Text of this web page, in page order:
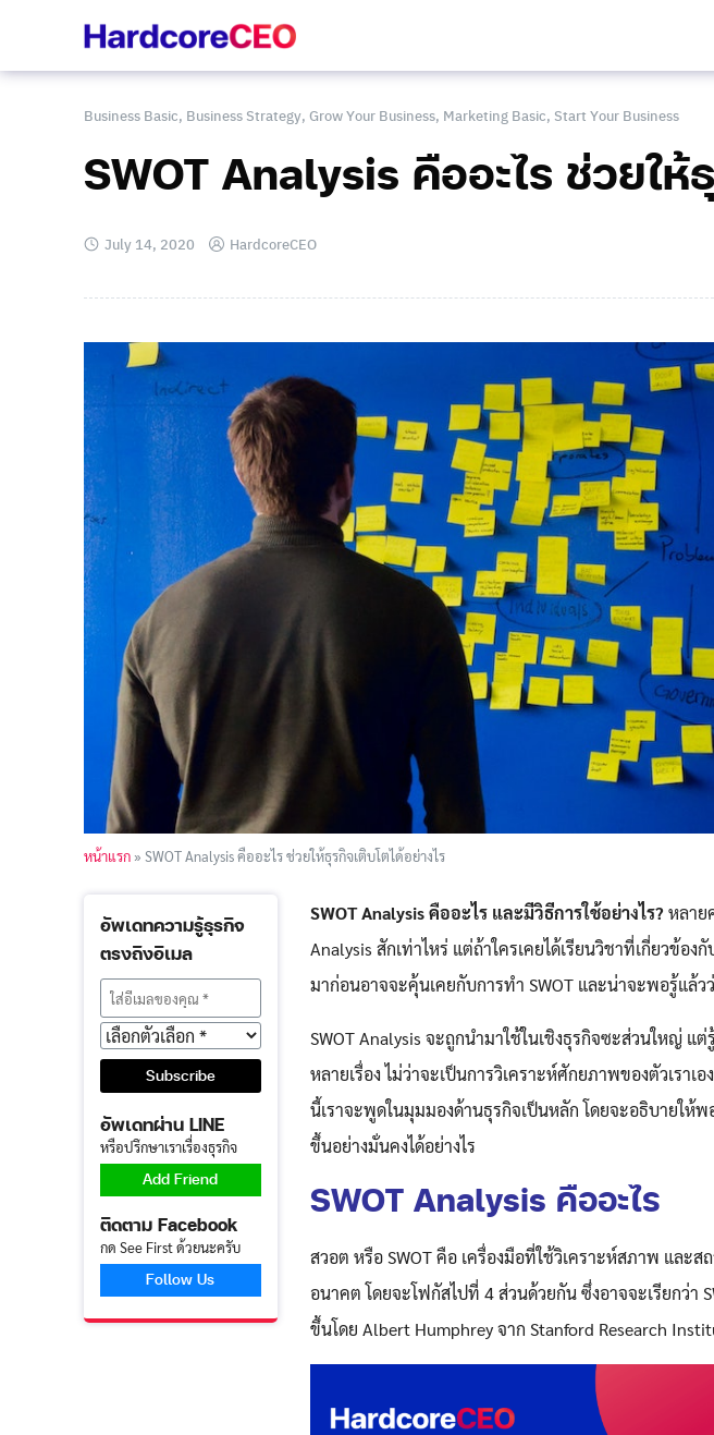
content
Business Basic, Business Strategy, Grow Your Business, Marketing Basic, Start Your Business
SWOT Analysis คืออะไร ช่วยให้
July 14, 2020 HardcoreCEO
หน้าแรก » SWOT Analysis คืออะไร ช่วยให้ธุรกิจเติบโตได้อย่างไร
อัพเดทความรู้ธุรกิจ
ตรงถึงอีเมล
อัพเดทผ่าน LINE
หรือปรึกษาเราเรื่องธุรกิจ
Add Friend
ติดตาม Facebook
กด See First ด้วยนะครับ
Follow Us
SWOT Analysis คืออะไร และมีวิธีการใช้อย่างไร? หลาย
Analysis สักเท่าไหร่ แต่ถ้าใครเคยได้เรียนวิชาที่เกี่ยวข้อ
มาก่อนอาจจะคุ้นเคยกับการทำ SWOT และน่าจะพอรู้แล้ว
SWOT Analysis จะถูกนำมาใช้ในเชิงธุรกิจซะส่วนใหญ่ แ
หลายเรื่อง ไม่ว่าจะเป็นการวิเคราะห์ศักยภาพของตัวเราเ
นี้เราจะพูดในมุมมองด้านธุรกิจเป็นหลัก โดยจะอธิบายให้พ
ขึ้นอย่างมั่นคงได้อย่างไร
SWOT Analysis คืออะไร
สวอต หรือ SWOT คือ เครื่องมือที่ใช้วิเคราะห์สภาพ และ
อนาคต โดยจะโฟกัสไปที่ 4 ส่วนด้วยกัน ซึ่งอาจจะเรียกว่า
ขึ้นโดย Albert Humphrey จาก Stanford Research